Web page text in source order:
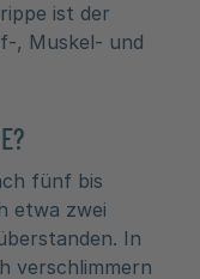
ist der
, Muskel- und
fünf bis
etwa zwei
In
verschlimmern